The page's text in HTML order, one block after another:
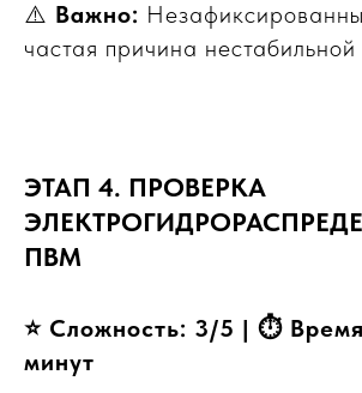
⚠️ Важно:
частая причина
ЭТАП 4. ПРОВЕРКА
ПВМ
⭐ Сложность: 3/5 | ⏱
минут